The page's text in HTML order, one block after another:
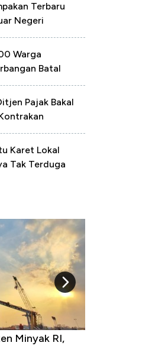
Terbaru
Negeri
Warga
Batal
Pajak Bakal
Karet Lokal
Tak Terduga
Tingkat